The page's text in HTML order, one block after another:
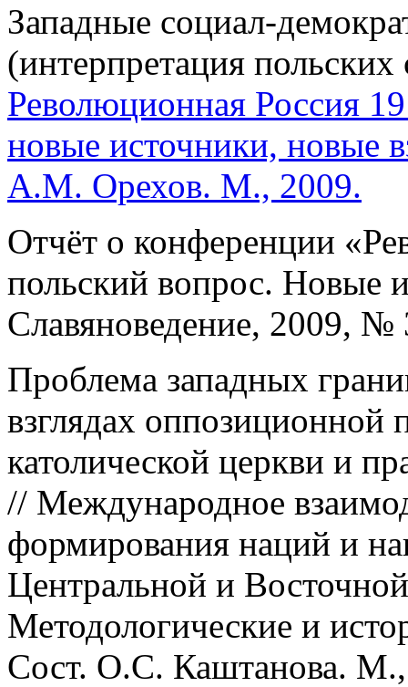
Западные социал-
(интерпретация
Революционная Россия
новые источники, новые
А.М. Орехов. М., 2009.
Отчёт о конференции
польский вопрос. Новые
Славяноведение, 2009, №
Проблема западных
взглядах оппозиционной
католической церкви и
// Международное
формирования наций и
Центральной и
Методологические и
Сост. О.С. Каштанова.